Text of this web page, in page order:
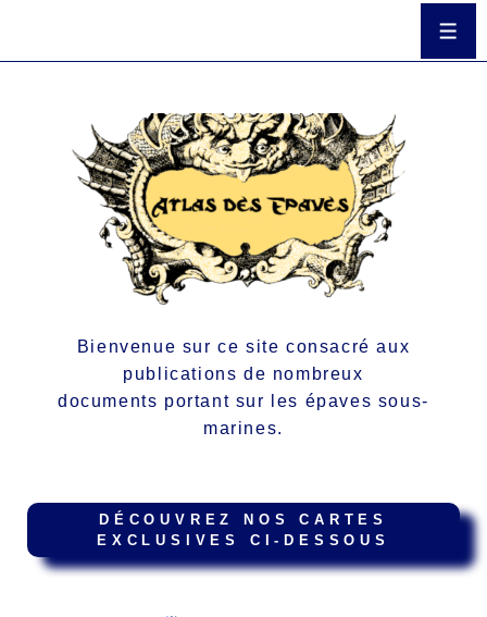
Bienvenue sur ce site consacré aux
publications de nombreux
documents portant sur les épaves sous-
marines.
DÉCOUVREZ NOS CARTES
EXCLUSIVES CI-DESSOUS